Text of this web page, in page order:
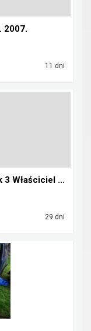
2007.
11 dni
Właściciel ...
29 dni